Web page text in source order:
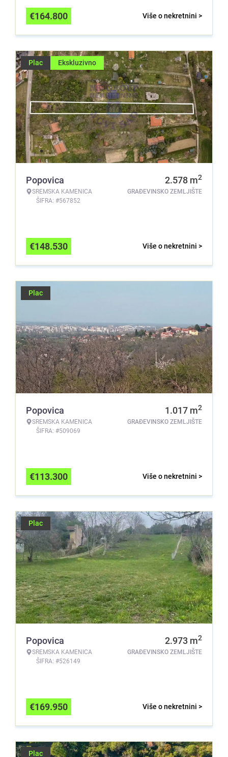
Više o nekretnini >
€164.800
Plac Ekskluzivno
Popovica
SREMSKA KAMENICA
ŠIFRA: #567852
2.578 m2
GRAĐEVINSKO ZEMLJIŠTE
Više o nekretnini >
€148.530
Plac
Popovica
SREMSKA KAMENICA
ŠIFRA: #509069
1.017 m2
GRAĐEVINSKO ZEMLJIŠTE
Više o nekretnini >
€113.300
Plac
Popovica
SREMSKA KAMENICA
ŠIFRA: #526149
2.973 m2
GRAĐEVINSKO ZEMLJIŠTE
Više o nekretnini >
€169.950
Plac